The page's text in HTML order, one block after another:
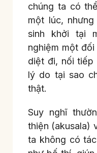
chúng ta có
một lúc,
sinh khởi tại
nghiệm một
diệt đi, nối tiếp
lý do tại sao
thật.
Suy nghĩ
thiện (akusala)
ta không có